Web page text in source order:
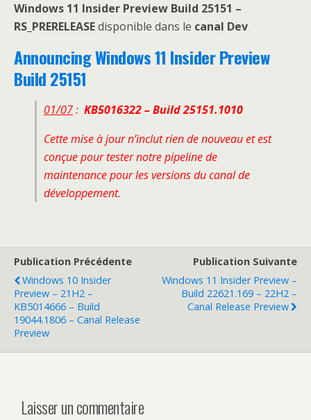
Windows 11 Insider Preview Build 25151 –
RS_PRERELEASEdisponible dans le canal Dev
Announcing Windows 11 Insider Preview
Build 25151
01/07: KB5016322 – Build 25151.1010
Cette mise à jour n’inclut rien de nouveau et est
conçue pour tester notre pipeline de
maintenance pour les versions du canal de
développement.
Publication Précédente
Windows 10 Insider
Preview – 21H2 –
KB5014666 – Build
19044.1806 – Canal Release
Preview
Publication Suivante
Windows 11 Insider Preview –
Build 22621.169 – 22H2 –
Canal Release Preview
Laisser un commentaire